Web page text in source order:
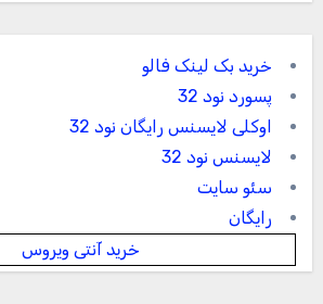
خرید بک لینک فالو
پسورد نود 32
اوکلی لایسنس رایگان نود 32
لایسنس نود 32
سئو سایت
رایگان
خرید آنتی ویروس